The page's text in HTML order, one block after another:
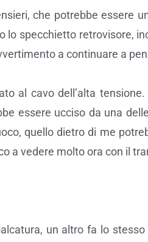
che potrebbe essere
specchietto retrovisore,
a continuare a
al cavo dell’alta
essere ucciso da una
quello dietro di me
a vedere molto ora con il
un altro fa lo